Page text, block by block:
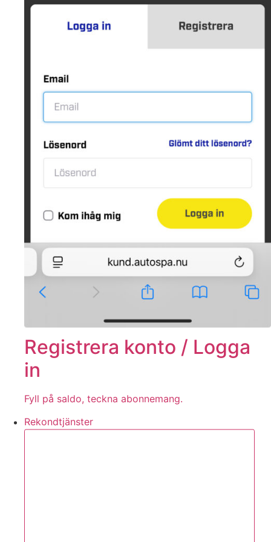
Registrera konto / Logga
in
Fyll på saldo, teckna abonnemang.
Rekondtjänster